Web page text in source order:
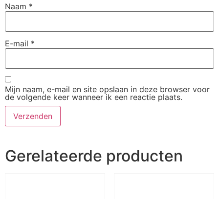
Naam *
E-mail *
Mijn naam, e-mail en site opslaan in deze browser voor
de volgende keer wanneer ik een reactie plaats.
Gerelateerde producten